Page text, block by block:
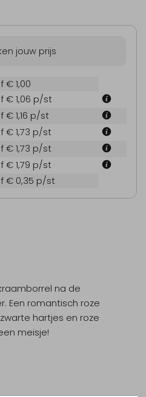
jouw prijs
€ 1,00
€ 1,06 p/st
1,16 p/st
€ 1,73 p/st
€ 1,73 p/st
€ 1,79 p/st
€ 0,35 p/st
na de
Een romantisch roze
hartjes en roze
meisje!